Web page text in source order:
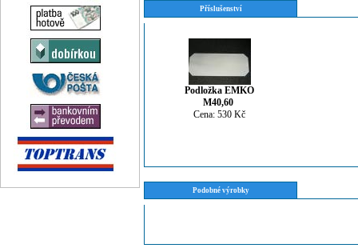
Příslušenství
Podložka EMKO
M40,60
Cena: 530 Kč
Podobné výrobky